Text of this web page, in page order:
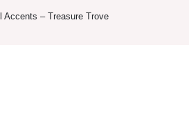
Accents – Treasure Trove